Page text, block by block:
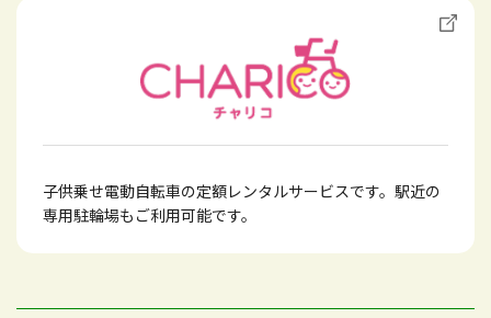
子供乗せ電動自転車の定額レンタルサービスです。駅近の
専用駐輪場もご利用可能です。